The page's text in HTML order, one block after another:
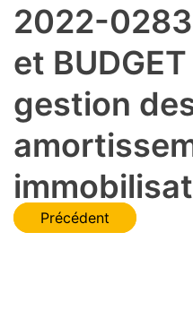
2022-0283
et
gestion
Navigation
Précédent